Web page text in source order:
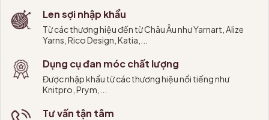
Len sợi nhập khẩu
Từ các thương hiệu đến từ Châu Âu như Yarnart, Alize
Yarns, Rico Design, Katia,...
Dụng cụ đan móc chất lượng
Được nhập khẩu từ các thương hiệu nổi tiếng như
Knitpro, Prym,...
Tư vấn tận tâm